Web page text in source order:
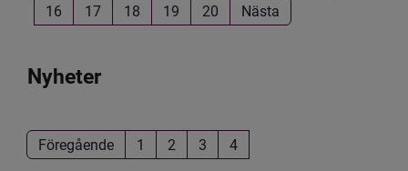
16
17 18 19 20 Nästa
Nyheter
Föregående 1 2 3 4